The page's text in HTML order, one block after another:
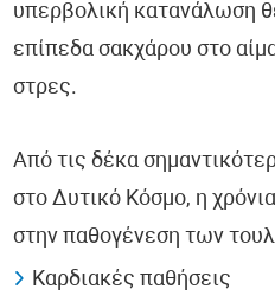
υπερβολική κατανάλωση
επίπεδα σακχάρου στο
στρες.
Από τις δέκα
στο Δυτικό Κόσμο, η
στην παθογένεση των
Καρδιακές παθήσεις